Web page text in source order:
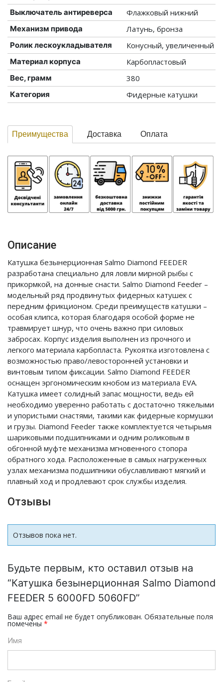
Выключатель антиреверса Флажковый нижний
Механизм привода Латунь, бронза
Ролик лескоукладывателя Конусный, увеличенный
Материал корпуса Карбопластовый
Вес, грамм 380
Категория Фидерные катушки
Преимущества Доставка Оплата
Описание
Катушка безынерционная Salmo Diamond FEEDER
разработана специально для ловли мирной рыбы с
прикормкой, на донные снасти. Salmo Diamond Feeder –
модельный ряд продвинутых фидерных катушек с
передним фрикционом. Среди преимуществ катушки –
особая клипса, которая благодаря особой форме не
травмирует шнур, что очень важно при силовых
забросах. Корпус изделия выполнен из прочного и
легкого материала карбопласта. Рукоятка изготовлена с
возможностью право/левосторонней установки и
винтовым типом фиксации. Salmo Diamond FEEDER
оснащен эргономическим кнобом из материала EVA.
Катушка имеет солидный запас мощности, ведь ей
необходимо уверенно работать с достаточно тяжелыми
и упористыми снастями, такими как фидерные кормушки
и грузы. Diamond Feeder также комплектуется четырьмя
шариковыми подшипниками и одним роликовым в
обгонной муфте механизма мгновенного стопора
обратного хода. Расположенные в самых нагруженных
узлах механизма подшипники обуславливают мягкий и
плавный ход и продлевают срок службы изделия.
Отзывы
Отзывов пока нет.
Будьте первым, кто оставил отзыв на
“Катушка безынерционная Salmo Diamond
FEEDER 5 6000FD 5060FD”
Ваш адрес email не будет опубликован. Обязательные поля
помечены *
Имя